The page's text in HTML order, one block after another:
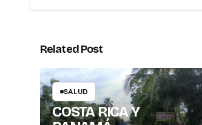
Related Post
SALUD
COSTA RICA Y